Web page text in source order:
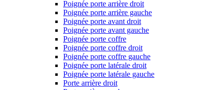
Poignée porte arrière droit
Poignée porte arrière gauche
Poignée porte avant droit
Poignée porte avant gauche
Poignée porte coffre
Poignée porte coffre droit
Poignée porte coffre gauche
Poignée porte latérale droit
Poignée porte latérale gauche
Porte arrière droit